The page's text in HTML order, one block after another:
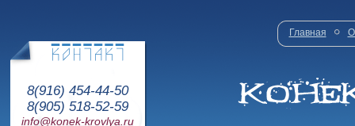
8(916) 454-44-50
8(905) 518-52-59
info@konek-krovlya.ru
Главная О